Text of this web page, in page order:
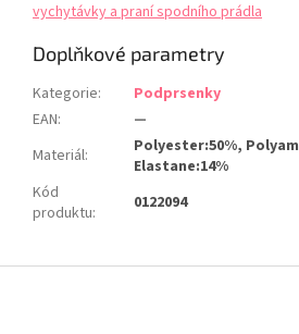
vychytávky a praní spodního prádla
Doplňkové parametry
Kategorie:
Podprsenky
EAN:
—
Materiál:
Polyester:50%,
Elastane:14%
Kód
produktu: 0122094